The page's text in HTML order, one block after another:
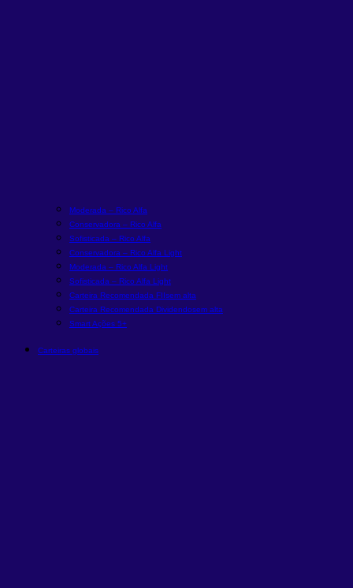
Moderada – Rico Alfa
Conservadora – Rico Alfa
Sofisticada – Rico Alfa
Conservadora – Rico Alfa Light
Moderada – Rico Alfa Light
Sofisticada – Rico Alfa Light
Carteira Recomendada FIIsem alta
Carteira Recomendada Dividendosem alta
Smart Ações 5+
Carteiras globais